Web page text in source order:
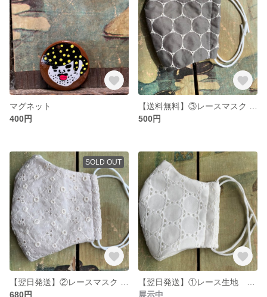
マグネット
400円
500円
SOLD OUT
680円
展示中